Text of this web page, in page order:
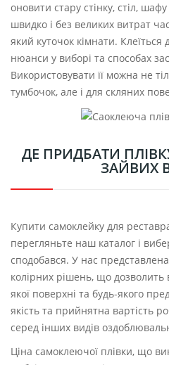
оновити стару стінку, стіл,
швидко і без великих витрат
який куточок кімнати. Клеїться
нюанси у виборі та способах
Використовувати її можна не
тумбочок, але і для скляних
ДЕ ПРИДБАТИ
ЗАЙВИХ
Купити самоклейку для
перегляньте наш каталог і
сподобався. У нас
колірних рішень, що дозволить
якої поверхні та будь-якого
якість та прийнятна вартість
серед інших видів
Ціна самоклеючої плівки, що